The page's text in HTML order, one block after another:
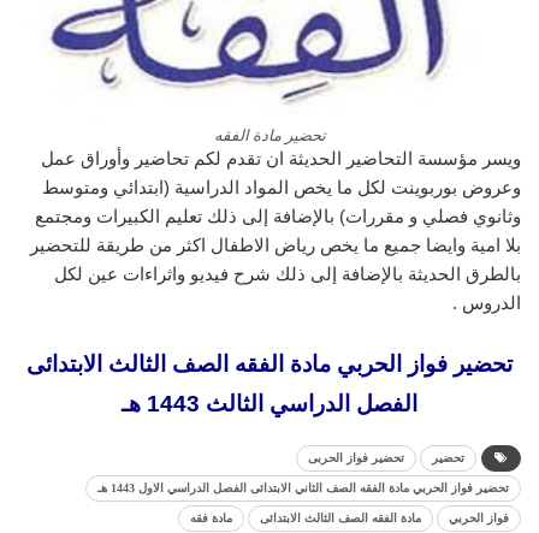
تحضير مادة الفقه
ويسر مؤسسة التحاضير الحديثة ان تقدم لكم تحاضير وأوراق عمل
وعروض بوربوينت لكل ما يخص المواد الدراسية (ابتدائي ومتوسط
وثانوي فصلي و مقررات) بالإضافة إلى ذلك تعليم الكبيرات ومجتمع
بلا امية وايضا جميع ما يخص رياض الاطفال اكثر من طريقة للتحضير
بالطرق الحديثة بالإضافة إلى ذلك شرح فيديو واثراءات عين لكل
الدروس .
تحضير فواز الحربي مادة الفقه الصف الثالث الابتدائى
الفصل الدراسي الثالث 1443 هـ
تحضير تحضير فواز الحربى
تحضير فواز الحربي مادة الفقه الصف الثاني الابتدائى الفصل الدراسي الاول 1443 هـ
فواز الحربي مادة الفقه الصف الثالث الابتدائى مادة فقه